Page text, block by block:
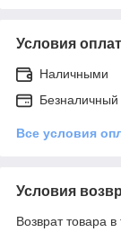
Условия
Наличными
Безналичный
Все условия
Условия
Возврат товара